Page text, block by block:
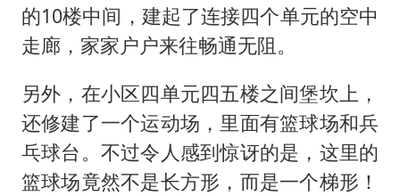
“China Cool”成海外热词
房主任回应争议
把党建设得更加坚强有力
宇树科技王兴兴身家有望超200亿元
中国养老床位“三连降”
哪吒汽车南宁工厂设备降价20%拍卖
的10楼中间，建起了连接四个单元的空中
走廊，家家户户来往畅通无阻。
另外，在小区四单元四五楼之间堡坎上，
还修建了一个运动场，里面有篮球场和兵
乓球台。不过令人感到惊讶的是，这里的
篮球场竟然不是长方形，而是一个梯形！